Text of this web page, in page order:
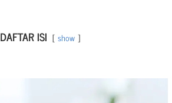
DAFTAR ISI show